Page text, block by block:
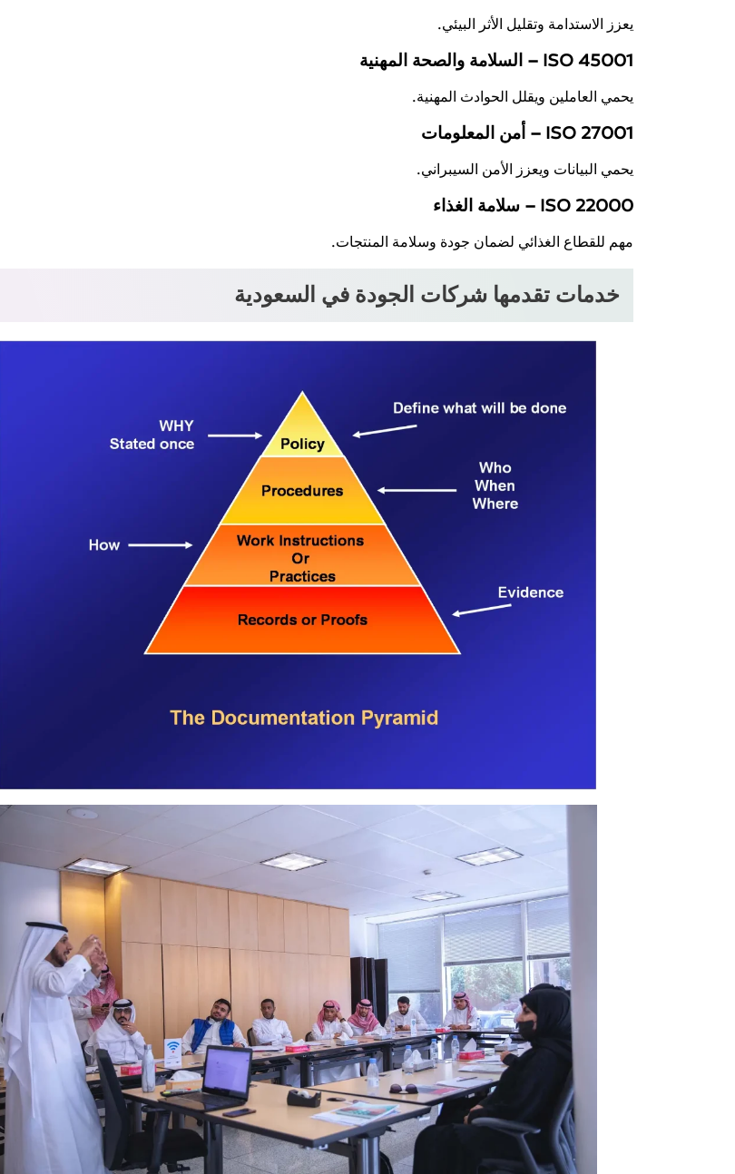
يعزز الاستدامة وتقليل الأثر البيئي.
ISO 45001 – السلامة والصحة المهنية
يحمي العاملين ويقلل الحوادث المهنية.
ISO 27001 – أمن المعلومات
يحمي البيانات ويعزز الأمن السيبراني.
ISO 22000 – سلامة الغذاء
مهم للقطاع الغذائي لضمان جودة وسلامة المنتجات.
خدمات تقدمها شركات الجودة في السعودية